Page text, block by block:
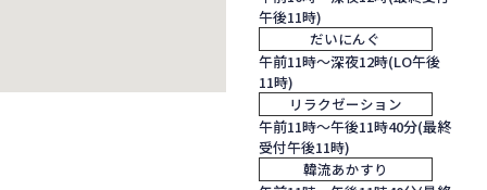
午後11時)
だいにんぐ
午前11時～深夜12時(LO午後
11時)
リラクゼーション
午前11時～午後11時40分(最終
受付午後11時)
韓流あかすり